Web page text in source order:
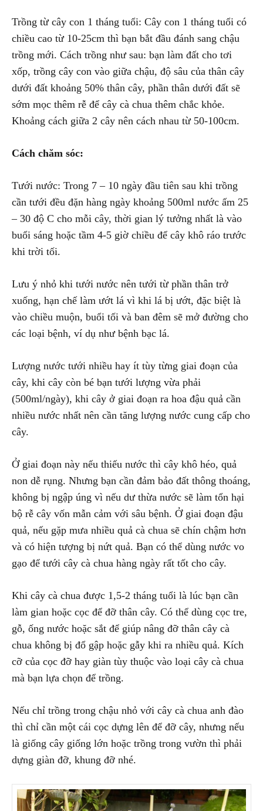
Trồng từ cây con 1 tháng tuổi: Cây con 1 tháng tuổi có
chiều cao từ 10-25cm thì bạn bắt đầu đánh sang chậu
trồng mới. Cách trồng như sau: bạn làm đất cho tơi
xốp, trồng cây con vào giữa chậu, độ sâu của thân cây
dưới đất khoảng 50% thân cây, phần thân dưới đất sẽ
sớm mọc thêm rễ để cây cà chua thêm chắc khỏe.
Khoảng cách giữa 2 cây nên cách nhau từ 50-100cm.
Cách chăm sóc:
Tưới nước: Trong 7 – 10 ngày đầu tiên sau khi trồng
cần tưới đều đặn hàng ngày khoảng 500ml nước ấm 25
– 30 độ C cho mỗi cây, thời gian lý tưởng nhất là vào
buổi sáng hoặc tầm 4-5 giờ chiều để cây khô ráo trước
khi trời tối.
Lưu ý nhỏ khi tưới nước nên tưới từ phần thân trở
xuống, hạn chế làm ướt lá vì khi lá bị ướt, đặc biệt là
vào chiều muộn, buổi tối và ban đêm sẽ mở đường cho
các loại bệnh, ví dụ như bệnh bạc lá.
Lượng nước tưới nhiều hay ít tùy từng giai đoạn của
cây, khi cây còn bé bạn tưới lượng vừa phải
(500ml/ngày), khi cây ở giai đoạn ra hoa đậu quả cần
nhiều nước nhất nên cần tăng lượng nước cung cấp cho
cây.
Ở giai đoạn này nếu thiếu nước thì cây khô héo, quả
non dễ rụng. Nhưng bạn cần đảm bảo đất thông thoáng,
không bị ngập úng vì nếu dư thừa nước sẽ làm tổn hại
bộ rễ cây vốn mẫn cảm với sâu bệnh. Ở giai đoạn đậu
quả, nếu gặp mưa nhiều quả cà chua sẽ chín chậm hơn
và có hiện tượng bị nứt quả. Bạn có thể dùng nước vo
gạo để tưới cây cà chua hàng ngày rất tốt cho cây.
Khi cây cà chua được 1,5-2 tháng tuổi là lúc bạn cần
làm gian hoặc cọc để đỡ thân cây. Có thể dùng cọc tre,
gỗ, ống nước hoặc sắt để giúp nâng đỡ thân cây cà
chua không bị đổ gập hoặc gẫy khi ra nhiều quả. Kích
cỡ của cọc đỡ hay giàn tùy thuộc vào loại cây cà chua
mà bạn lựa chọn để trồng.
Nếu chỉ trồng trong chậu nhỏ với cây cà chua anh đào
thì chỉ cần một cái cọc dựng lên để đỡ cây, nhưng nếu
là giống cây giống lớn hoặc trồng trong vườn thì phải
dựng giàn đỡ, khung đỡ nhé.